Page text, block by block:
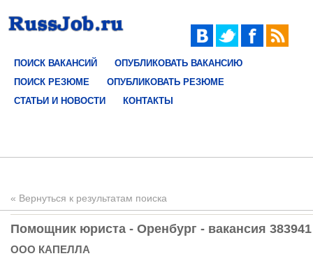
ПОИСК ВАКАНСИЙ
ОПУБЛИКОВАТЬ ВАКАНСИЮ
ПОИСК РЕЗЮМЕ
ОПУБЛИКОВАТЬ РЕЗЮМЕ
СТАТЬИ И НОВОСТИ
КОНТАКТЫ
« Вернуться к результатам поиска
Помощник юриста - Оренбург - вакансия 383941
ООО КАПЕЛЛА